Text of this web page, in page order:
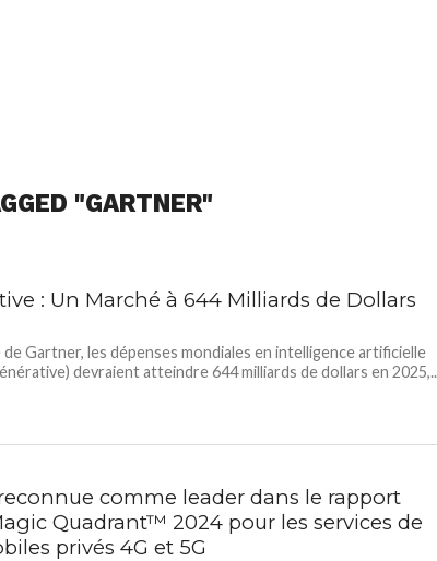
"GARTNER"
: Un Marché à 644 Milliards de Dollars
Gartner, les dépenses mondiales en intelligence artificielle
devraient atteindre 644 milliards de dollars en
comme leader dans le rapport
Quadrant™ 2024 pour les services de
privés 4G et 5G